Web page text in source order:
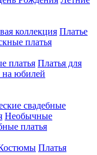
коллекция Платье
платья
платья Платья для
на юбилей
свадебные
Необычные
платья
Платья